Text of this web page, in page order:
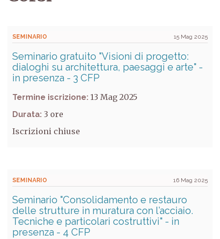
SEMINARIO 15 Mag 2025
Seminario gratuito "Visioni di progetto:
dialoghi su architettura, paesaggi e arte" -
in presenza - 3 CFP
Termine iscrizione: 13 Mag 2025
Durata: 3
Iscrizioni chiuse
SEMINARIO 16 Mag 2025
Seminario "Consolidamento e restauro
delle strutture in muratura con l’acciaio.
Tecniche e particolari costruttivi" - in
presenza - 4 CFP